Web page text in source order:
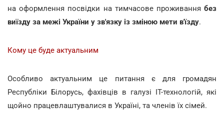
на оформлення посвідки на тимчасове проживання без
виїзду за межі України у зв'язку із зміною мети в'їзду.
Кому це буде актуальним
Особливо актуальним це питання є для громадян
Республіки Білорусь, фахівців в галузі ІТ-технологій, які
щойно працевлаштувалися в Україні, та членів їх сімей.